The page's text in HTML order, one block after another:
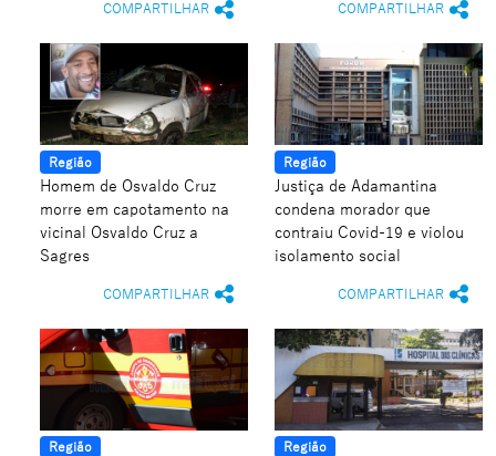
COMPARTILHAR COMPARTILHAR
Região
Homem de Osvaldo Cruz
morre em capotamento na
vicinal Osvaldo Cruz a
Sagres
COMPARTILHAR
Região
Justiça de Adamantina
condena morador que
contraiu Covid-19 e violou
isolamento social
COMPARTILHAR
Região Região